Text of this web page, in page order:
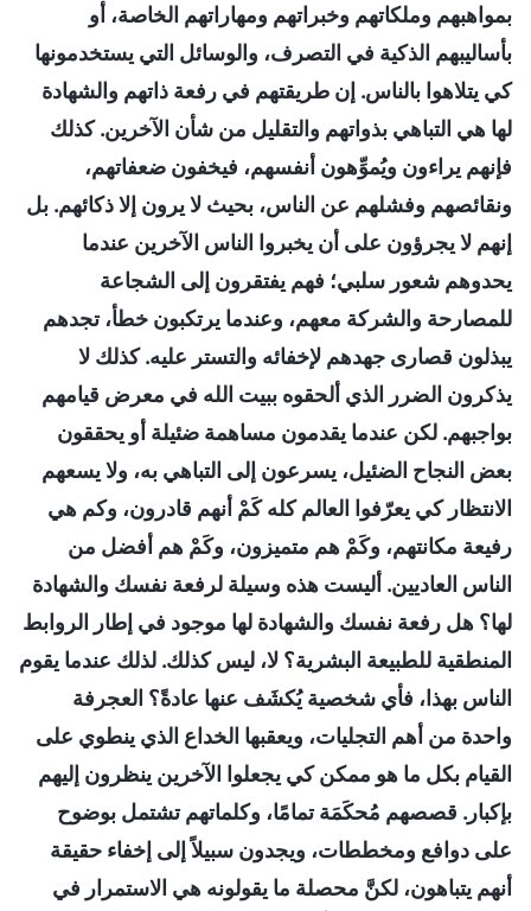
بمواهبهم وملكاتهم وخبراتهم ومهاراتهم الخاصة، أو
بأساليبهم الذكية في التصرف، والوسائل التي يستخدمونها
كي يتلاهوا بالناس. إن طريقتهم في رفعة ذاتهم والشهادة
لها هي التباهي بذواتهم والتقليل من شأن الآخرين. كذلك
فإنهم يراءون ويُموِّهون أنفسهم، فيخفون ضعفاتهم،
ونقائصهم وفشلهم عن الناس، بحيث لا يرون إلا ذكائهم. بل
إنهم لا يجرؤون على أن يخبروا الناس الآخرين عندما
يحدوهم شعور سلبي؛ فهم يفتقرون إلى الشجاعة
للمصارحة والشركة معهم، وعندما يرتكبون خطأ، تجدهم
يبذلون قصارى جهدهم لإخفائه والتستر عليه. كذلك لا
يذكرون الضرر الذي ألحقوه ببيت الله في معرض قيامهم
بواجبهم. لكن عندما يقدمون مساهمة ضئيلة أو يحققون
بعض النجاح الضئيل، يسرعون إلى التباهي به، ولا يسعهم
الانتظار كي يعرّفوا العالم كله كَمْ أنهم قادرون، وكم هي
رفيعة مكانتهم، وكَمْ هم متميزون، وكَمْ هم أفضل من
الناس العاديين. أليست هذه وسيلة لرفعة نفسك والشهادة
لها؟ هل رفعة نفسك والشهادة لها موجود في إطار الروابط
المنطقية للطبيعة البشرية؟ لا، ليس كذلك. لذلك عندما يقوم
الناس بهذا، فأي شخصية يُكشَف عنها عادةً؟ العجرفة
واحدة من أهم التجليات، ويعقبها الخداع الذي ينطوي على
القيام بكل ما هو ممكن كي يجعلوا الآخرين ينظرون إليهم
بإكبار. قصصهم مُحكَمَة تمامًا، وكلماتهم تشتمل بوضوح
على دوافع ومخططات، ويجدون سبيلاً إلى إخفاء حقيقة
أنهم يتباهون، لكنَّ محصلة ما يقولونه هي الاستمرار في